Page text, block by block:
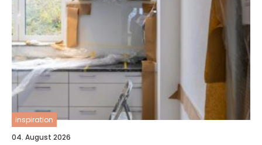
inspiration
04. August 2026